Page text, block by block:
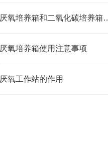
厌氧培养箱和
厌氧培养箱使用注意事项
厌氧工作站的作用